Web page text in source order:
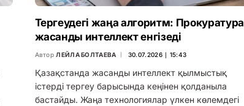
Тергеудегі жаңа алгоритм: Прокуратура
жасанды интеллект енгізеді
Автор ЛЕЙЛА БОЛТАЕВА 30.07.2026 ∣ 15:43
Қазақстанда жасанды интеллект қылмыстық
істерді тергеу барысында кеңінен қолданыла
бастайды. Жаңа технологиялар үлкен көлемдегі